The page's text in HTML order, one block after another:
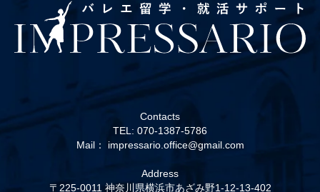
Contacts
TEL: 070-1387-5786
Mail： impressario.office@gmail.com
Address
〒225-0011 神奈川県横浜市あざみ野1-12-13-402